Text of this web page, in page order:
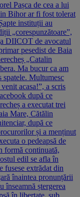
Pașca de cea a lui
Bihor ar fi fost tolerat
instituții au
„corespunzătoare”,
DIICOT de avocatul
pesedist de Baia
„Catalin
Ma bucur ca am
spatele. Multumesc
acasa!”, a scris
după ce
a executat trei
Mare, Cătălin
după ce
și a menținut
o pedeapsă de
formă continuată,
edil se afla în
fusese extrădat din
înaintea pronunțării
înseamnă ștergerea